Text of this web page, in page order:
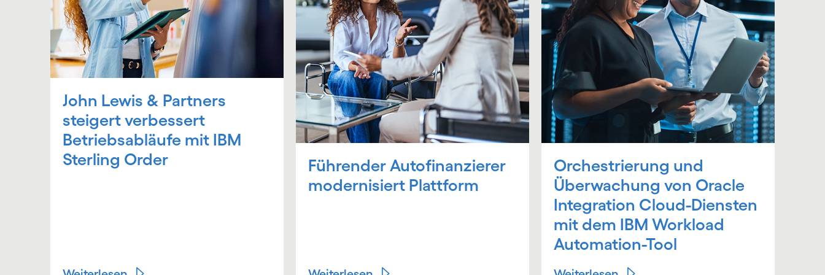
John Lewis & Partners
steigert verbessert
Betriebsabläufe mit IBM
Sterling Order
Führender Autofinanzierer
modernisiert Plattform
Orchestrierung und
Überwachung von Oracle
Integration Cloud-Diensten
mit dem IBM Workload
Automation-Tool